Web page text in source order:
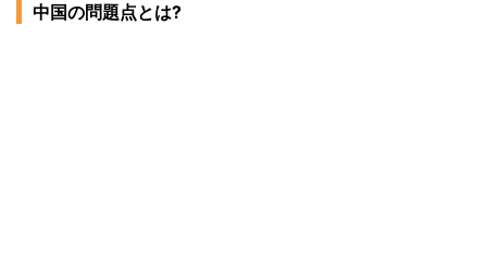
中国の問題点とは?